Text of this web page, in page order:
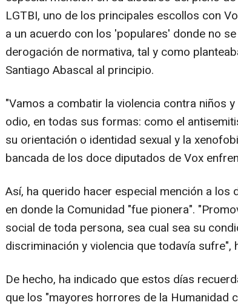
LGTBI, uno de los principales escollos con
a un acuerdo con los 'populares' donde no
derogación de normativa, tal y como
Santiago Abascal al principio.
"Vamos a combatir la violencia contra niños
odio, en todas sus formas: como el
su orientación o identidad sexual y la
bancada de los doce diputados de Vox
Así, ha querido hacer especial mención a los
en donde la Comunidad "fue pionera".
social de toda persona, sea cual sea su
discriminación y violencia que todavía sufre",
De hecho, ha indicado que estos días
que los "mayores horrores de la Humanidad